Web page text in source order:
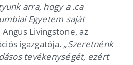
arra, hogy a .ca
Egyetem saját
Livingstone, az
igazgatója. „Szeretnénk
tevékenységét, ezért